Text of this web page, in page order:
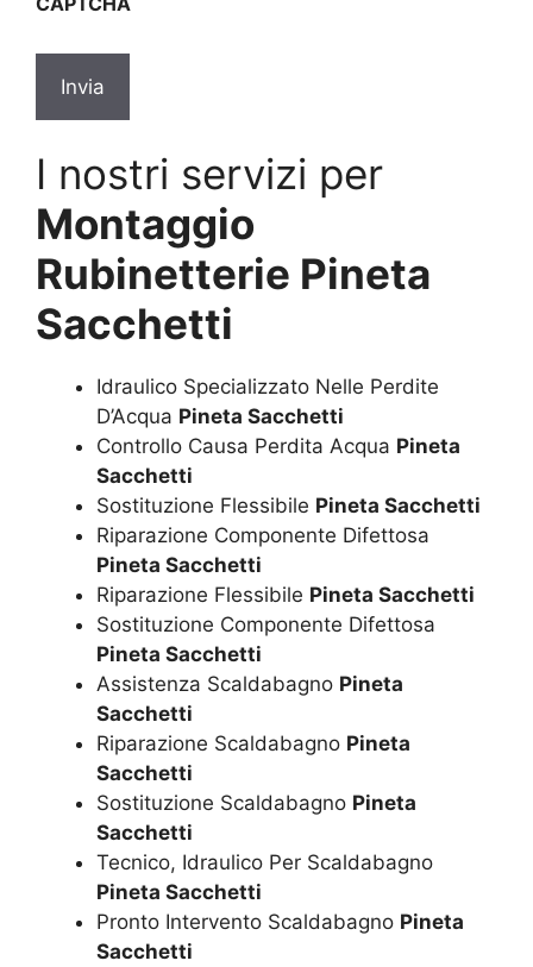
privacy
I nostri servizi per
Montaggio
Rubinetterie Pineta
Sacchetti
Idraulico Specializzato Nelle Perdite
D’Acqua Pineta Sacchetti
Controllo Causa Perdita Acqua Pineta
Sacchetti
Sostituzione Flessibile Pineta Sacchetti
Riparazione Componente Difettosa
Pineta Sacchetti
Riparazione Flessibile Pineta Sacchetti
Sostituzione Componente Difettosa
Pineta Sacchetti
Assistenza Scaldabagno Pineta
Sacchetti
Riparazione Scaldabagno Pineta
Sacchetti
Sostituzione Scaldabagno Pineta
Sacchetti
Tecnico, Idraulico Per Scaldabagno
Pineta Sacchetti
Pronto Intervento Scaldabagno Pineta
Sacchetti